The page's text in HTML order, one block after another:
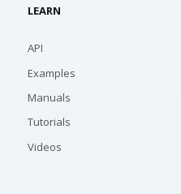
LEARN
API
Examples
Manuals
Tutorials
Videos